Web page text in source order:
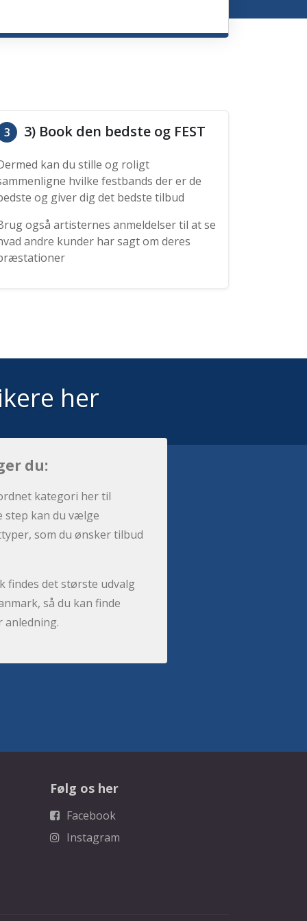
3 3) Book den bedste og FEST
kan du stille og roligt
hvilke festbands der er de
og giver dig det bedste tilbud
også artisternes anmeldelser til at se
andre kunder har sagt om deres
her
du:
kategori her til
step kan du vælge
som du ønsker tilbud
findes det største udvalg
så du kan finde
anledning.
Følg os her
Facebook
Instagram